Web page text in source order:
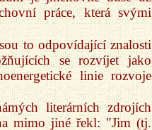
práce, která svými
to odpovídající znalosti
se rozvíjet jako
linie rozvoje
literárních zdrojích
mimo jiné řekl: "Jim (tj.